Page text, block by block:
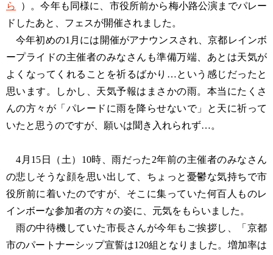
ら
）。今年も同様に、市役所前から梅小路公演までパレー
ドしたあと、フェスが開催されました。
今年初めの1月には開催がアナウンスされ、京都レインボ
ープライドの主催者のみなさんも準備万端、あとは天気が
よくなってくれることを祈るばかり…という感じだったと
思います。しかし、天気予報はまさかの雨。本当にたくさ
んの方々が「パレードに雨を降らせないで」と天に祈って
いたと思うのですが、願いは聞き入れられず…。
4月15日（土）10時、雨だった2年前の主催者のみなさん
の悲しそうな顔を思い出して、ちょっと憂鬱な気持ちで市
役所前に着いたのですが、そこに集っていた何百人ものレ
インボーな参加者の方々の姿に、元気をもらいました。
雨の中待機していた市長さんが今年もご挨拶し、「京都
市のパートナーシップ宣誓は120組となりました。増加率は